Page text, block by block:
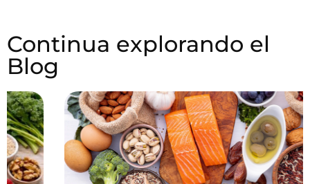
Continua explorando el
Blog